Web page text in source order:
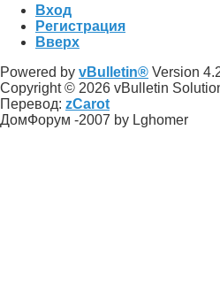
Вход
Регистрация
Вверх
Powered by vBulletin® Version
Copyright © 2026 vBulletin
Перевод: zCarot
ДомФорум -2007 by Lghomer